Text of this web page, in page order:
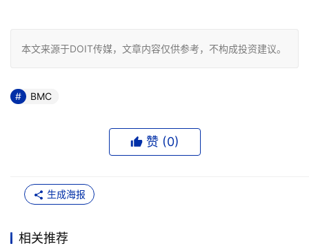
本文来源于DOIT传媒，文章内容仅供参考，不构成投资建议。
BMC
赞 (0)
生成海报
相关推荐